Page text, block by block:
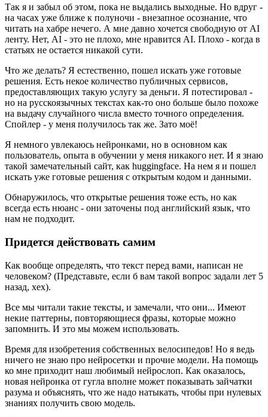
Так я и забыл об этом, пока не выдались выходные. Но вдруг -
на часах уже ближе к полуночи - внезапное осознание, что
читать на хабре нечего. А мне давно хочется свободную от AI
ленту. Нет, AI - это не плохо, мне нравится AI. Плохо - когда в
статьях не остается никакой сути.
Что же делать? Я естественно, пошел искать уже готовые
решения. Есть некое количество публичных сервисов,
предоставляющих такую услугу за деньги. Я потестировал -
но на русскоязычных текстах как-то оно больше было похоже
на выдачу случайного числа вместо точного определения.
Спойлер - у меня получилось так же. Зато моё!
Я немного увлекаюсь нейронками, но в основном как
пользователь, опыта в обучении у меня никакого нет. И я знаю
такой замечательный сайт, как huggingface. На нем я и пошел
искать уже готовые решения с открытым кодом и данными.
Обнаружилось, что открытые решения тоже есть, но как
всегда есть нюанс - они заточены под английский язык, что
нам не подходит.
Придется действовать самим
Как вообще определять, что текст перед вами, написан не
человеком? (Представьте, если б вам такой вопрос задали лет 5
назад, хех).
Все мы читали такие тексты, и замечали, что они... Имеют
некие паттерны, повторяющиеся фразы, которые можно
запомнить. И это мы можем использовать.
Время для изобретения собственных велосипедов! Но я ведь
ничего не знаю про нейросетки и прочие модели. На помощь
ко мне приходит наш любимый нейрослоп. Как оказалось,
новая нейронка от гугла вполне может показывать зайчатки
разума и объяснять, что же надо натыкать, чтобы при нулевых
знаниях получить свою модель.